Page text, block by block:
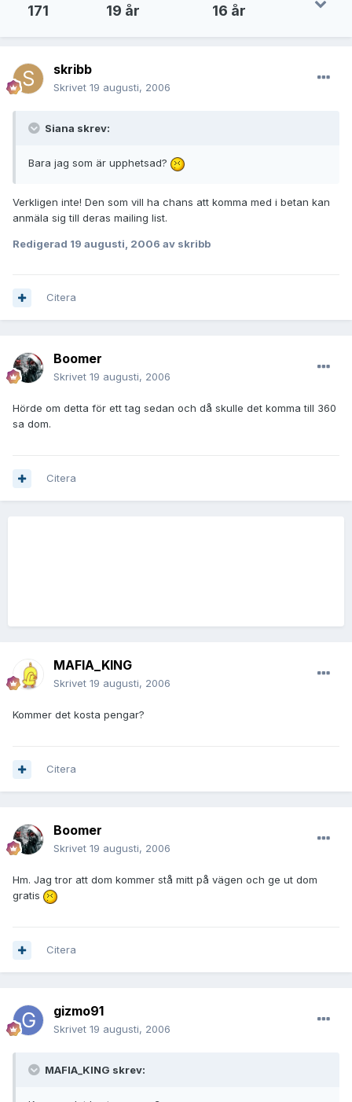
171 19 år 16 år
skribb
Skrivet 19 augusti, 2006
Siana skrev:
Bara jag som är upphetsad?
Verkligen inte! Den som vill ha chans att komma med i betan kan
anmäla sig till deras mailing list.
Redigerad 19 augusti, 2006 av skribb
Citera
Boomer
Skrivet 19 augusti, 2006
Hörde om detta för ett tag sedan och då skulle det komma till 360
sa dom.
Citera
MAFIA_KING
Skrivet 19 augusti, 2006
Kommer det kosta pengar?
Citera
Boomer
Skrivet 19 augusti, 2006
Hm. Jag tror att dom kommer stå mitt på vägen och ge ut dom
gratis
Citera
gizmo91
Skrivet 19 augusti, 2006
MAFIA_KING skrev: